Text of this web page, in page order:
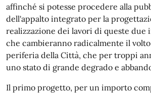
affinché si potesse procedere alla
dell'appalto integrato per la
realizzazione dei lavori di queste due
che cambieranno radicalmente il
periferia della Città, che per troppi
uno stato di grande degrado e
Il primo progetto, per un importo